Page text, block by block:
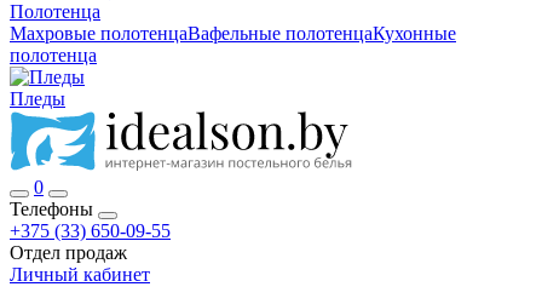
Полотенца
Махровые полотенцаВафельные полотенцаКухонные
полотенца
Пледы
0
Телефоны
+375 (33) 650-09-55
Отдел продаж
Личный кабинет